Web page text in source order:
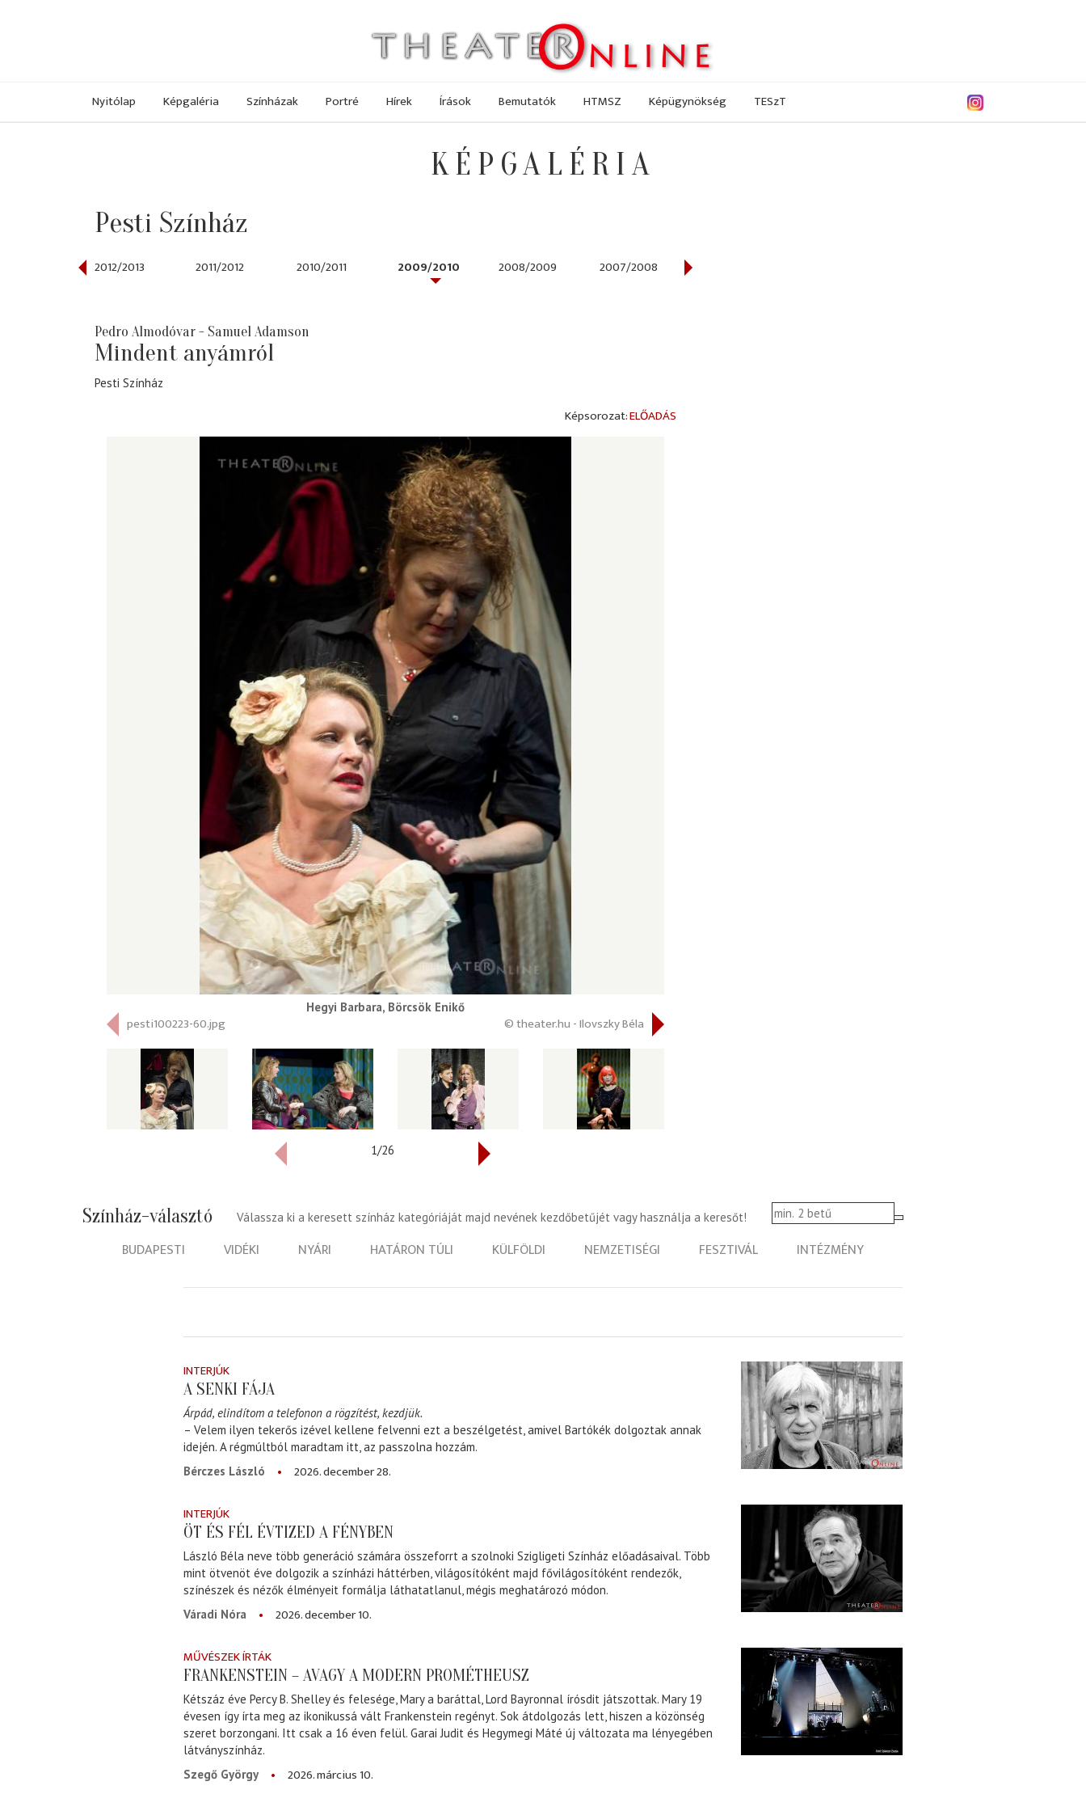
Nyitólap Képgaléria Színházak Portré Hírek Írások Bemutatók HTMSZ Képügynökség TESzT
KÉPGALÉRIA
Pesti Színház
2012/2013 2011/2012 2010/2011 2009/2010 2008/2009 2007/2008
Pedro Almodóvar - Samuel Adamson
Mindent anyámról
Pesti Színház
ELŐADÁS
Hegyi Barbara, Börcsök Enikő
© theater.hu - Ilovszky Béla
pesti100223-60.jpg
1/26
Színház-választó Válassza ki a keresett színház kategóriáját majd nevének kezdőbetűjét vagy használja a keresőt!
BUDAPESTI VIDÉKI NYÁRI HATÁRON TÚLI KÜLFÖLDI NEMZETISÉGI FESZTIVÁL INTÉZMÉNY
INTERJÚK
A SENKI FÁJA
Árpád, elindítom a telefonon a rögzítést, kezdjük.
– Velem ilyen tekerős izével kellene felvenni ezt a beszélgetést, amivel Bartókék dolgoztak annak
idején. A régmúltból maradtam itt, az passzolna hozzám.
Bérczes László
2026. december 28.
INTERJÚK
ÖT ÉS FÉL ÉVTIZED A FÉNYBEN
László Béla neve több generáció számára összeforrt a szolnoki Szigligeti Színház előadásaival. Több
mint ötvenöt éve dolgozik a színházi háttérben, világosítóként majd fővilágosítóként rendezők,
színészek és nézők élményeit formálja láthatatlanul, mégis meghatározó módon.
Váradi Nóra
2026. december 10.
MŰVÉSZEK ÍRTÁK
FRANKENSTEIN – AVAGY A MODERN PROMÉTHEUSZ
Kétszáz éve Percy B. Shelley és felesége, Mary a baráttal, Lord Bayronnal írósdit játszottak. Mary 19
évesen így írta meg az ikonikussá vált Frankenstein regényt. Sok átdolgozás lett, hiszen a közönség
szeret borzongani. Itt csak a 16 éven felül. Garai Judit és Hegymegi Máté új változata ma lényegében
látványszínház.
Szegő György
2026. március 10.